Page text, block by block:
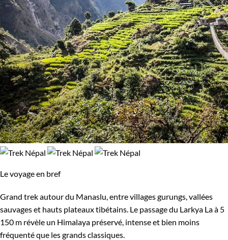
Le voyage en bref
Grand trek autour du Manaslu, entre villages gurungs, vallées
sauvages et hauts plateaux tibétains. Le passage du Larkya La à 5
150 m révèle un Himalaya préservé, intense et bien moins
fréquenté que les grands classiques.